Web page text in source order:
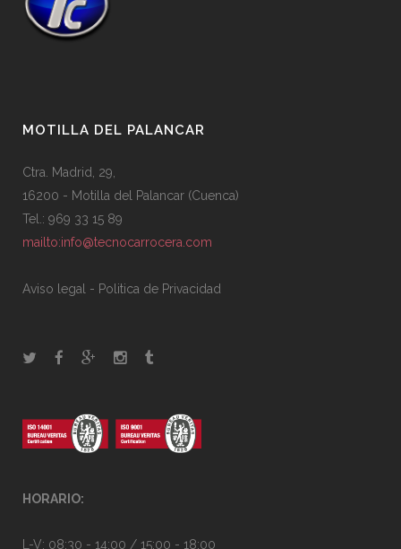
MOTILLA DEL PALANCAR
Ctra. Madrid, 29,
16200 - Motilla del Palancar (Cuenca)
Tel.: 969 33 15 89
mailto:info@tecnocarrocera.com
Aviso legal - Politica de Privacidad
HORARIO:
L-V: 08:30 - 14:00 / 15:00 - 18:00